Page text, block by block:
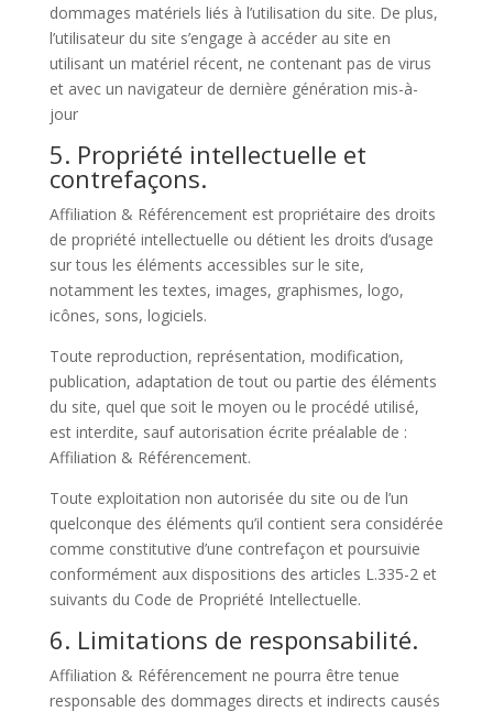
dommages matériels liés à l’utilisation du site. De plus,
l’utilisateur du site s’engage à accéder au site en
utilisant un matériel récent, ne contenant pas de virus
et avec un navigateur de dernière génération mis-à-
jour
5. Propriété intellectuelle et
contrefaçons.
Affiliation & Référencement est propriétaire des droits
de propriété intellectuelle ou détient les droits d’usage
sur tous les éléments accessibles sur le site,
notamment les textes, images, graphismes, logo,
icônes, sons, logiciels.
Toute reproduction, représentation, modification,
publication, adaptation de tout ou partie des éléments
du site, quel que soit le moyen ou le procédé utilisé,
est interdite, sauf autorisation écrite préalable de :
Affiliation & Référencement.
Toute exploitation non autorisée du site ou de l’un
quelconque des éléments qu’il contient sera considérée
comme constitutive d’une contrefaçon et poursuivie
conformément aux dispositions des articles L.335-2 et
suivants du Code de Propriété Intellectuelle.
6. Limitations de responsabilité.
Affiliation & Référencement ne pourra être tenue
responsable des dommages directs et indirects causés